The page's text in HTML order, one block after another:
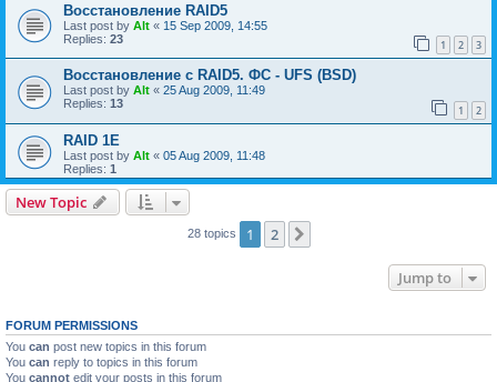
Восстановление RAID5
Last post by Alt « 15 Sep 2009, 14:55
Replies: 23 1 2 3
Восстановление с RAID5. ФС - UFS (BSD)
Last post by Alt « 25 Aug 2009, 11:49
Replies: 13 1 2
RAID 1E
Last post by Alt « 05 Aug 2009, 11:48
Replies: 1
New Topic
28 topics 1 2
Jump to
FORUM PERMISSIONS
You can post new topics in this forum
You can reply to topics in this forum
You cannot edit your posts in this forum